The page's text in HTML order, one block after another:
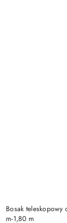
Bosak
m-1,80 m